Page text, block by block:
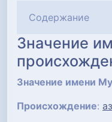
Содержание
Значение
Значение имени
Происхождение: